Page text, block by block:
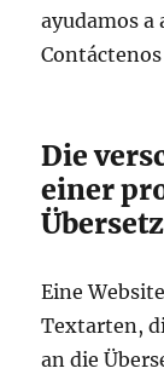
ayudamos a
Die
einer
Eine
Textarten,
an die